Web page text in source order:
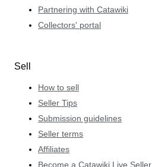
Partnering with Catawiki
Collectors' portal
Sell
How to sell
Seller Tips
Submission guidelines
Seller terms
Affiliates
Become a Catawiki Live Seller